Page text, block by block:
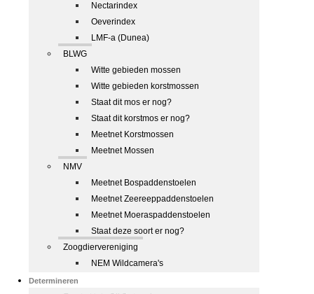
Nectarindex
Oeverindex
LMF-a (Dunea)
BLWG
Witte gebieden mossen
Witte gebieden korstmossen
Staat dit mos er nog?
Staat dit korstmos er nog?
Meetnet Korstmossen
Meetnet Mossen
NMV
Meetnet Bospaddenstoelen
Meetnet Zeereeppaddenstoelen
Meetnet Moeraspaddenstoelen
Staat deze soort er nog?
Zoogdiervereniging
NEM Wildcamera's
Determineren